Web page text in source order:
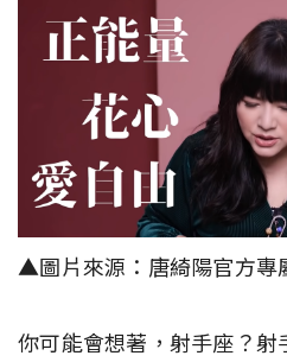
▲圖片來源：唐綺陽官方專
你可能會想著，射手座？